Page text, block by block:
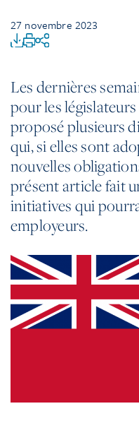
27 novembre 2023
Les dernières
pour les
proposé plusieurs
qui, si elles sont
nouvelles
présent article fait
initiatives qui
employeurs.